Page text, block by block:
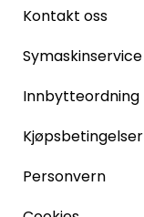
Kontakt oss
Symaskinservice
Innbytteordning
Kjøpsbetingelser
Personvern